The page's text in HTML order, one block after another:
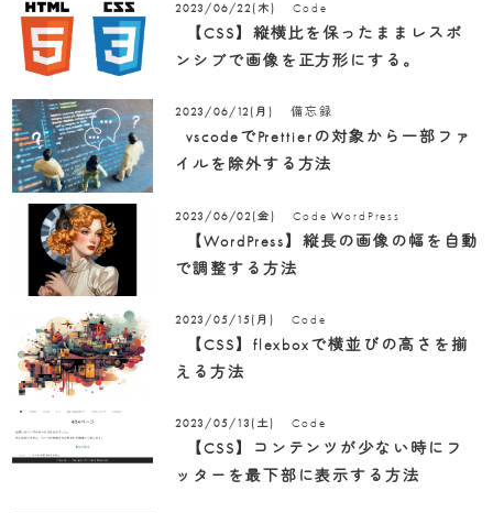
2023/06/22(木) Code
【CSS】縦横比を保ったままレスポ
ンシブで画像を正方形にする。
2023/06/12(月) 備忘録
vscodeでPrettierの対象から一部ファ
イルを除外する方法
2023/06/02(金) Code WordPress
【WordPress】縦長の画像の幅を自動
で調整する方法
2023/05/15(月) Code
【CSS】flexboxで横並びの高さを揃
える方法
2023/05/13(土) Code
【CSS】コンテンツが少ない時にフ
ッターを最下部に表示する方法